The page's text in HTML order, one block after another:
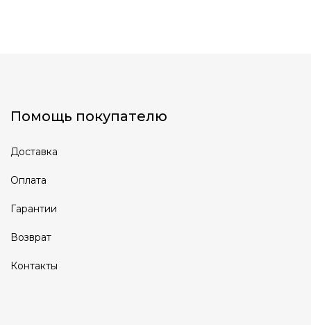
Помощь покупателю
Доставка
Оплата
Гарантии
Возврат
Контакты